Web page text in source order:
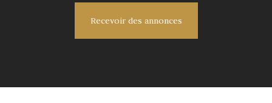
Recevoir des annonces